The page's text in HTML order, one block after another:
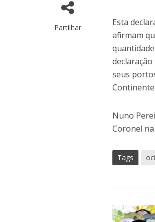
Partilhar Esta
afirmam
seus
Nuno
Coronel
Tags